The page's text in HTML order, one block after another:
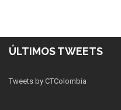
ÚLTIMOS TWEETS
Tweets by CTColombia